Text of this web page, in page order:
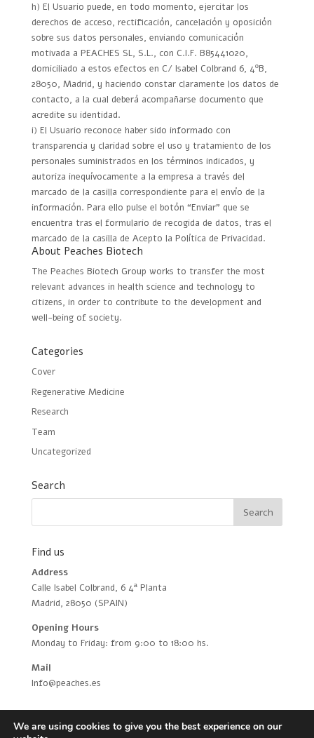
h) El Usuario puede, en todo momento, ejercitar los
derechos de acceso, rectificación, cancelación y oposición
sobre sus datos personales, enviando comunicación
motivada a PEACHES SL, S.L., con C.I.F. B85441020,
domiciliado a estos efectos en C/ Isabel Colbrand 6, 4ºB,
28050, Madrid, y haciendo constar claramente los datos de
contacto, a la cual deberá acompañarse documento que
acredite su identidad.
i) El Usuario reconoce haber sido informado con
transparencia y claridad sobre el uso y tratamiento de los
personales suministrados en los términos indicados, y
autoriza inequívocamente a la empresa a través del
marcado de la casilla correspondiente para el envío de la
información. Para ello pulse el botón “Enviar” que se
encuentra tras el formulario de recogida de datos, tras el
marcado de la casilla de Acepto la Política de Privacidad.
About Peaches Biotech
The Peaches Biotech Group works to transfer the most
relevant advances in health science and technology to
citizens, in order to contribute to the development and
well-being of society.
Categories
Cover
Regenerative Medicine
Research
Team
Uncategorized
Search
Find us
Address
Calle Isabel Colbrand, 6 4ª Planta
Madrid, 28050 (SPAIN)
Opening Hours
Monday to Friday: from 9:00 to 18:00 hs.
Mail
Info@peaches.es
We are using cookies to give you the best experience on our